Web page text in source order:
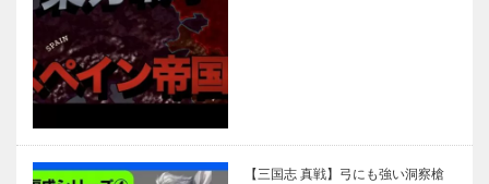
【三国志 真戦】弓にも強い洞察槍